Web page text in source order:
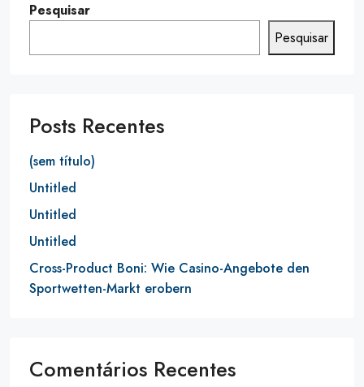
Pesquisar
Pesquisar
Posts Recentes
(sem título)
Untitled
Untitled
Untitled
Cross-Product Boni: Wie Casino-Angebote den
Sportwetten-Markt erobern
Comentários Recentes